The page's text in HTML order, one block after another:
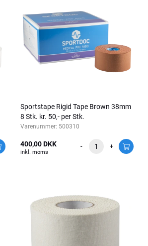
Sportstape Rigid Tape Brown 38mm
8 Stk. kr. 50,- per Stk.
Varenummer: 500310
400,00 DKK
inkl. moms
- +